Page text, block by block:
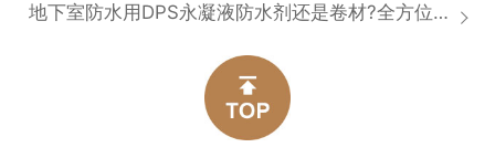
地下室防水用DPS永凝液防水剂还是卷材?全方位对比分析